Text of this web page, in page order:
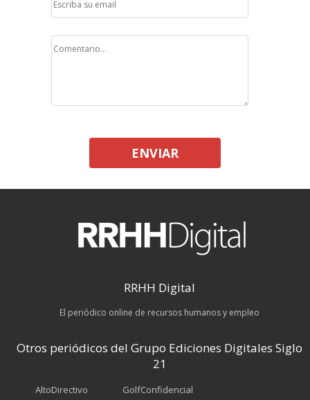
ENVIAR
RRHH Digital
El periódico online de recursos humanos y empleo
Otros periódicos del Grupo Ediciones Digitales Siglo
21
AltoDirectivo
GolfConfidencial